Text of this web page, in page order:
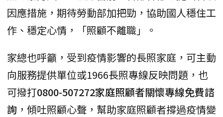
因應措施，期待勞動部加把勁，協助國人穩住工
作、穩定心情，「照顧不離職」。
家總也呼籲，受到疫情影響的長照家庭，可主動
向服務提供單位或1966長照專線反映問題，也
可撥打0800-507272家庭照顧者關懷專線免費諮
詢 ，傾吐照顧心聲，幫助家庭照顧者撐過疫情變